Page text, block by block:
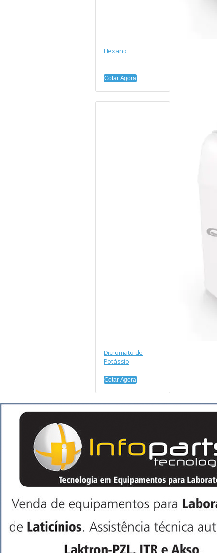
Hexano
Cotar Agora
Dicromato de
Potássio
Cotar Agora